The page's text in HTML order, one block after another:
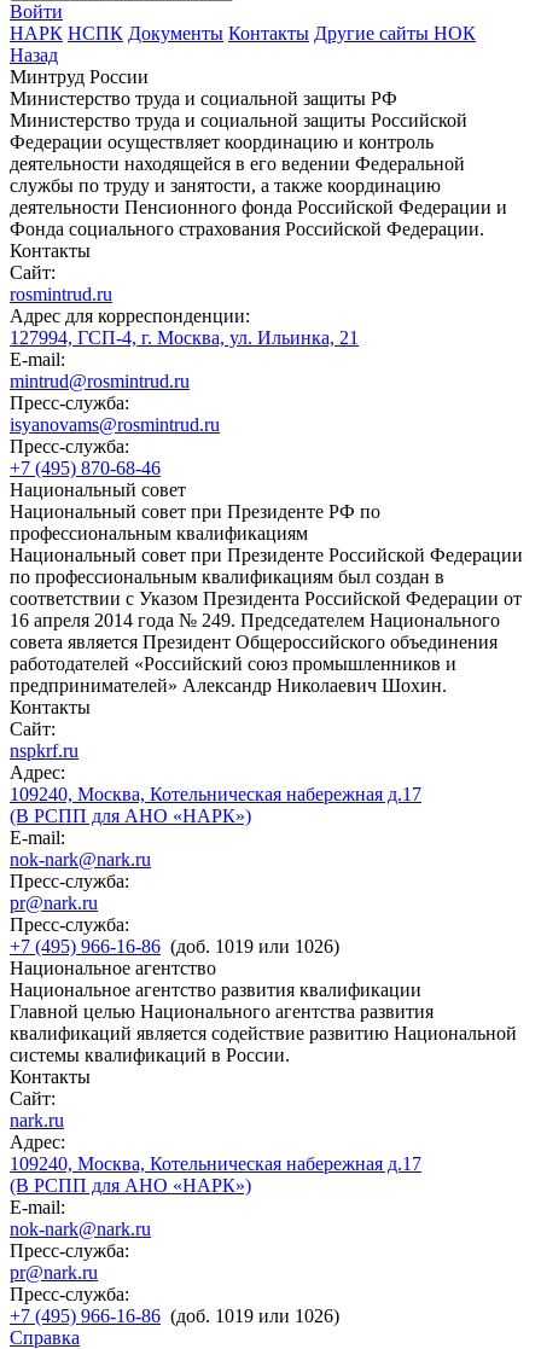
Войти
НАРК НСПК Документы Контакты Другие сайты НОК
Назад
Минтруд России
Министерство труда и социальной защиты РФ
Министерство труда и социальной защиты Российской
Федерации осуществляет координацию и контроль
деятельности находящейся в его ведении Федеральной
службы по труду и занятости, а также координацию
деятельности Пенсионного фонда Российской Федерации и
Фонда социального страхования Российской Федерации.
Контакты
Сайт:
rosmintrud.ru
Адрес для корреспонденции:
127994, ГСП-4, г. Москва, ул. Ильинка, 21
E-mail:
mintrud@rosmintrud.ru
Пресс-служба:
isyanovams@rosmintrud.ru
Пресс-служба:
+7 (495) 870-68-46
Национальный совет
Национальный совет при Президенте РФ по
профессиональным квалификациям
Национальный совет при Президенте Российской Федерации
по профессиональным квалификациям был создан в
соответствии с Указом Президента Российской Федерации от
16 апреля 2014 года № 249. Председателем Национального
совета является Президент Общероссийского объединения
работодателей «Российский союз промышленников и
предпринимателей» Александр Николаевич Шохин.
Контакты
Сайт:
nspkrf.ru
Адрес:
109240, Москва, Котельническая набережная д.17
(В РСПП для АНО «НАРК»)
E-mail:
nok-nark@nark.ru
Пресс-служба:
pr@nark.ru
Пресс-служба:
+7 (495) 966-16-86 (доб. 1019 или 1026)
Национальное агентство
Национальное агентство развития квалификации
Главной целью Национального агентства развития
квалификаций является содействие развитию Национальной
системы квалификаций в России.
Контакты
Сайт:
nark.ru
Адрес:
109240, Москва, Котельническая набережная д.17
(В РСПП для АНО «НАРК»)
E-mail:
nok-nark@nark.ru
Пресс-служба:
pr@nark.ru
Пресс-служба:
+7 (495) 966-16-86 (доб. 1019 или 1026)
Справка